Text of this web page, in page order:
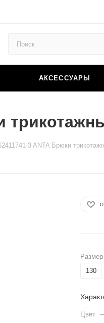
АКСЕССУАРЫ
3 ANTA Брюки
Размер
130
Цвет